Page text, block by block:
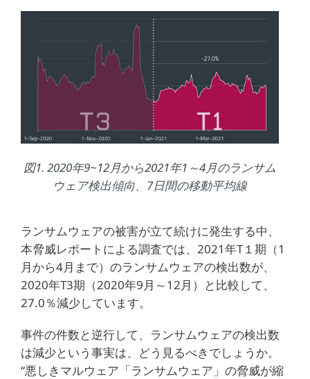
図1. 2020年9~12月から2021年1～4月のランサム
ウェア検出傾向、7日間の移動平均線
ランサムウェアの被害が立て続けに発生する中、
本脅威レポートによる調査では、2021年T１期（1
月から4月まで）のランサムウェアの検出数が、
2020年T3期（2020年9月～12月）と比較して、
27.0％減少しています。
事件の件数と逆行して、ランサムウェアの検出数
は減少という事実は、どう見るべきでしょうか。
“悪しきマルウェア「ランサムウェア」の脅威が縮